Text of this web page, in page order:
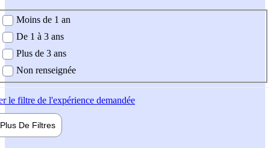
demandée
Moins de 1 an
De 1 à 3 ans
Plus de 3 ans
Non renseignée
le filtre de l'expérience demandée
Plus De Filtres